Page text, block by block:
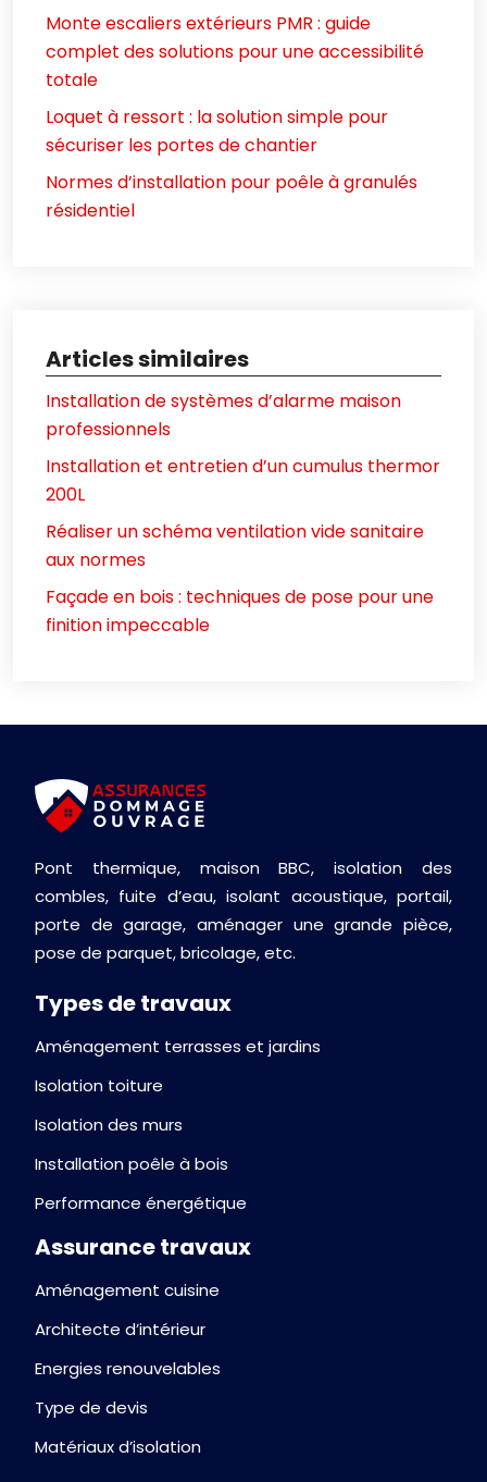
Monte escaliers extérieurs PMR : guide
complet des solutions pour une accessibilité
totale
Loquet à ressort : la solution simple pour
sécuriser les portes de chantier
Normes d’installation pour poêle à granulés
résidentiel
Articles similaires
Installation de systèmes d’alarme maison
professionnels
Installation et entretien d’un cumulus thermor
200L
Réaliser un schéma ventilation vide sanitaire
aux normes
Façade en bois : techniques de pose pour une
finition impeccable
Pont thermique, maison BBC, isolation des
combles, fuite d’eau, isolant acoustique, portail,
porte de garage, aménager une grande pièce,
pose de parquet, bricolage, etc.
Types de travaux
Aménagement terrasses et jardins
Isolation toiture
Isolation des murs
Installation poêle à bois
Performance énergétique
Assurance travaux
Aménagement cuisine
Architecte d’intérieur
Energies renouvelables
Type de devis
Matériaux d’isolation